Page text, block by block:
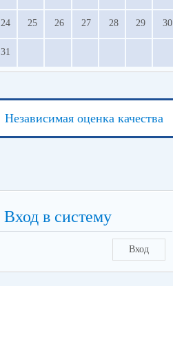
24 25 26 27 28 29 30
31
Независимая оценка качества
Вход в систему
Вход